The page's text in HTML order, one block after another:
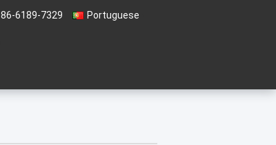
Portuguese
6189-7329